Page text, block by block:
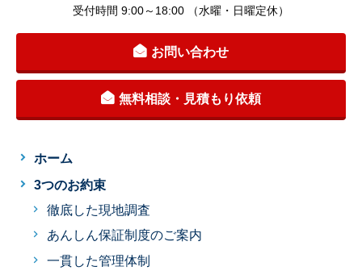
受付時間 9:00～18:00 （水曜・日曜定休）
お問い合わせ
無料相談・見積もり依頼
ホーム
3つのお約束
徹底した現地調査
あんしん保証制度のご案内
一貫した管理体制